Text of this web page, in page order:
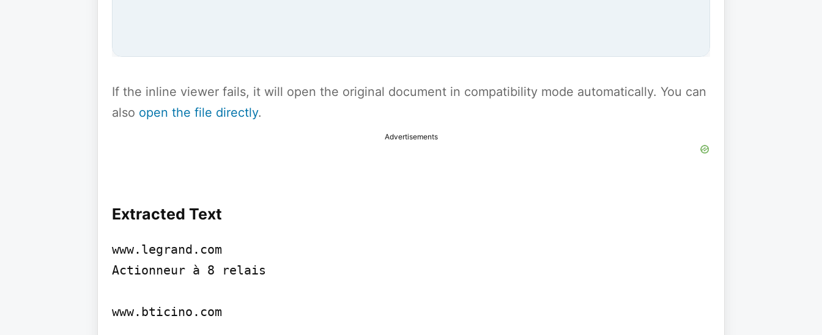
If the inline viewer fails, it will open the original document in compatibility mode automatically. You can
also open the file directly.
Advertisements
Extracted Text
www.legrand.com
Actionneur à 8 relais
www.bticino.com